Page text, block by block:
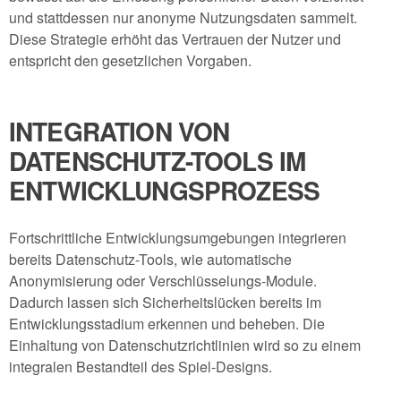
und stattdessen nur anonyme Nutzungsdaten sammelt.
Diese Strategie erhöht das Vertrauen der Nutzer und
entspricht den gesetzlichen Vorgaben.
INTEGRATION VON
DATENSCHUTZ-TOOLS IM
ENTWICKLUNGSPROZESS
Fortschrittliche Entwicklungsumgebungen integrieren
bereits Datenschutz-Tools, wie automatische
Anonymisierung oder Verschlüsselungs-Module.
Dadurch lassen sich Sicherheitslücken bereits im
Entwicklungsstadium erkennen und beheben. Die
Einhaltung von Datenschutzrichtlinien wird so zu einem
integralen Bestandteil des Spiel-Designs.